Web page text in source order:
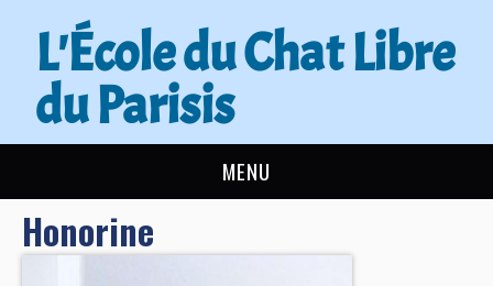
L'École du Chat Libre
du Parisis
MENU
L’ÉCOLE DU CHAT
Honorine